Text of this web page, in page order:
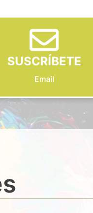
SUSCRÍBETE
Email